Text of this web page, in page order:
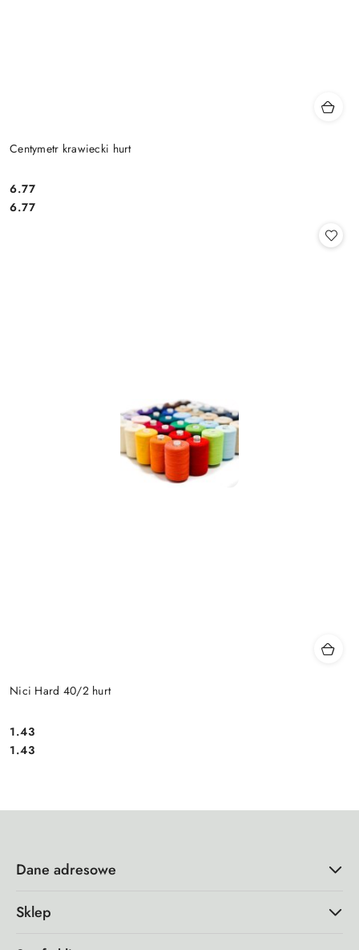
Centymetr krawiecki hurt
Cena:
6.77
Cena:
6.77
Nici Hard 40/2 hurt
Cena:
1.43
Cena:
1.43
Dane adresowe
Sklep